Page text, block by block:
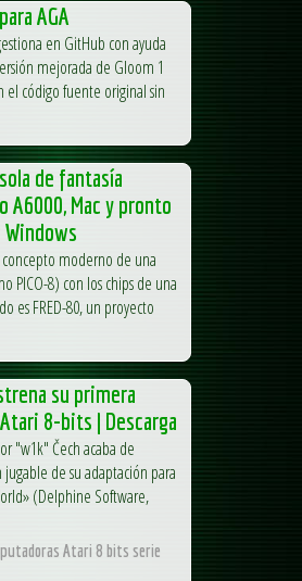
AGA
en GitHub con ayuda
mejorada de Gloom 1
el código fuente original sin
de fantasía
A6000, Mac y pronto
moderno de una
PICO-8) con los chips de una
es FRED-80, un proyecto
su primera
8-bits | Descarga
"w1k" Čech acaba de
de su adaptación para
(Delphine Software,
Atari 8 bits serie